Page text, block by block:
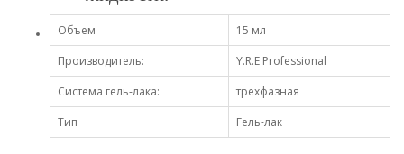
Объем
15 мл
Производитель:
Y.R.E Professional
Система гель-лака:
трехфазная
Тип
Гель-лак